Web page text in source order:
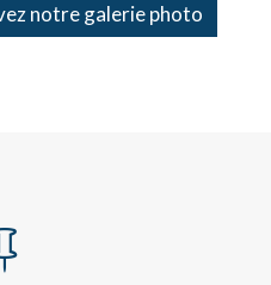
notre galerie photo